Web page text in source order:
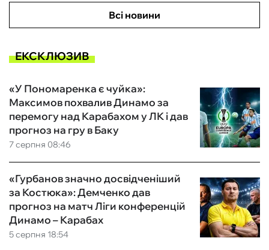
Всі новини
ЕКСКЛЮЗИВ
7 серпня 08:46
«У Пономаренка є чуйка»:
Максимов похвалив Динамо за
перемогу над Карабахом у ЛК і дав
прогноз на гру в Баку
5 серпня 18:54
«Гурбанов значно досвідченіший
за Костюка»: Демченко дав
прогноз на матч Ліги конференцій
Динамо – Карабах